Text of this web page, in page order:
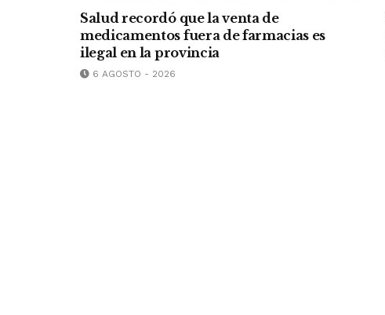
Salud recordó que la venta de
medicamentos fuera de farmacias es
ilegal en la provincia
6 AGOSTO - 2026